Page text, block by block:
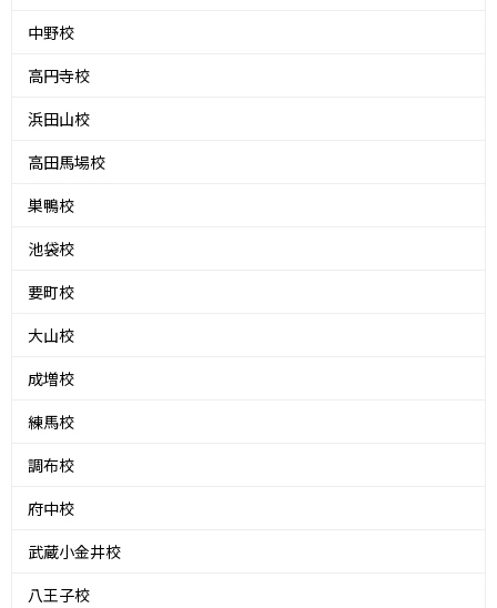
中野校
高円寺校
浜田山校
高田馬場校
巣鴨校
池袋校
要町校
大山校
成増校
練馬校
調布校
府中校
武蔵小金井校
八王子校